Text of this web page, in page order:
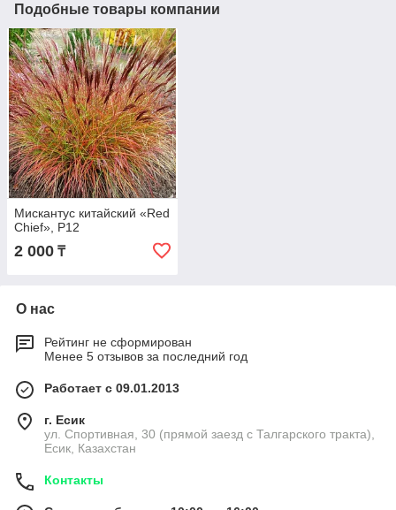
Подобные товары компании
Мискантус китайский «Red
Chief», Р12
2 000 ₸
О нас
Рейтинг не сформирован
Менее 5 отзывов за последний год
Работает с 09.01.2013
г. Есик
ул. Спортивная, 30 (прямой заезд с Талгарского тракта),
Есик, Казахстан
Контакты